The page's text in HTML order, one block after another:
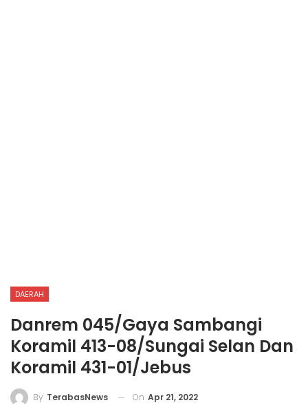
DAERAH
Danrem 045/Gaya Sambangi
Koramil 413-08/Sungai Selan Dan
Koramil 431-01/Jebus
By TerabasNews On Apr 21, 2022